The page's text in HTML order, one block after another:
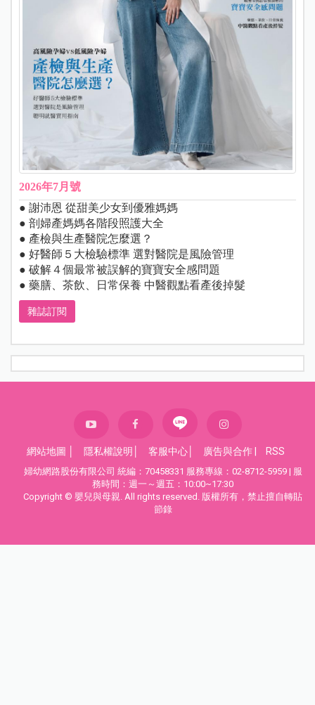
2026年7月號
● 謝沛恩 從甜美少女到優雅媽媽
● 剖婦產媽媽各階段照護大全
● 產檢與生產醫院怎麼選？
● 好醫師５大檢驗標準 選對醫院是風險管理
● 破解４個最常被誤解的寶寶安全感問題
● 藥膳、茶飲、日常保養 中醫觀點看產後掉髮
雜誌訂閱
網站地圖 隱私權說明 客服中心 廣告與合作 RSS
婦幼網路股份有限公司 統編：70458331 服務專線：02-8712-5959 | 服
務時間：週一～週五：10:00~17:30
Copyright © 嬰兒與母親. All rights reserved. 版權所有，禁止擅自轉貼
節錄